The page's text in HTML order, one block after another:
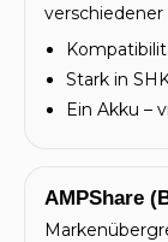
Stark in
Ein Akku –
AMPShare